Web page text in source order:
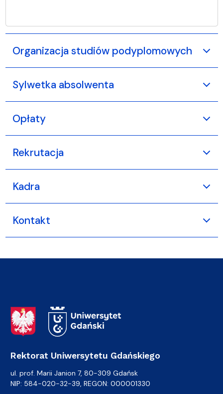
Organizacja studiów podyplomowych
Sylwetka absolwenta
Opłaty
Rekrutacja
Kadra
Kontakt
Adres Rektoratu
Rektorat Uniwersytetu Gdańskiego
ul. prof. Marii Janion 7, 80-309 Gdańsk
NIP: 584-020-32-39, REGON: 000001330